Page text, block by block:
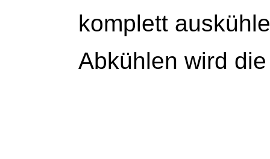
komplett
Abkühlen wird